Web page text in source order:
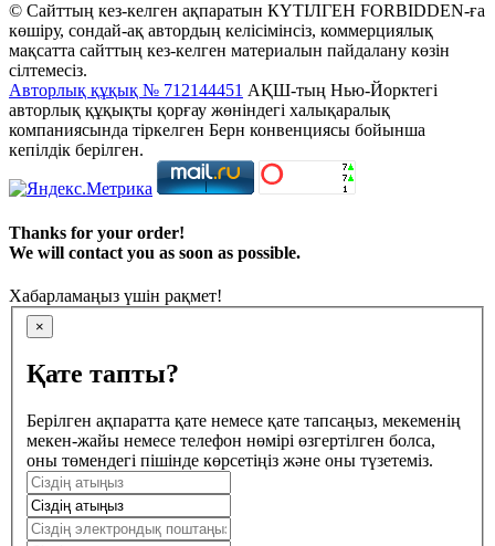
© Сайттың кез-келген ақпаратын КҮТІЛГЕН FORBIDDEN-ға
көшіру, сондай-ақ автордың келісімінсіз, коммерциялық
мақсатта сайттың кез-келген материалын пайдалану көзін
сілтемесіз.
Авторлық құқық № 712144451 АҚШ-тың Нью-Йорктегі
авторлық құқықты қорғау жөніндегі халықаралық
компаниясында тіркелген Берн конвенциясы бойынша
кепілдік берілген.
Thanks for your order!
We will contact you as soon as possible.
Хабарламаңыз үшін рақмет!
×
Қате тапты?
Берілген ақпаратта қате немесе қате тапсаңыз, мекеменің
мекен-жайы немесе телефон нөмірі өзгертілген болса,
оны төмендегі пішінде көрсетіңіз және оны түзетеміз.